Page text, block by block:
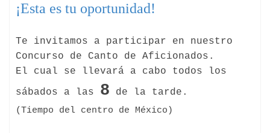
¡Esta es tu oportunidad!
Te invitamos a participar en nuestro
Concurso de Canto de Aficionados.
El cual se llevará a cabo todos los
sábados a las 8 de la tarde.
(Tiempo del centro de México)